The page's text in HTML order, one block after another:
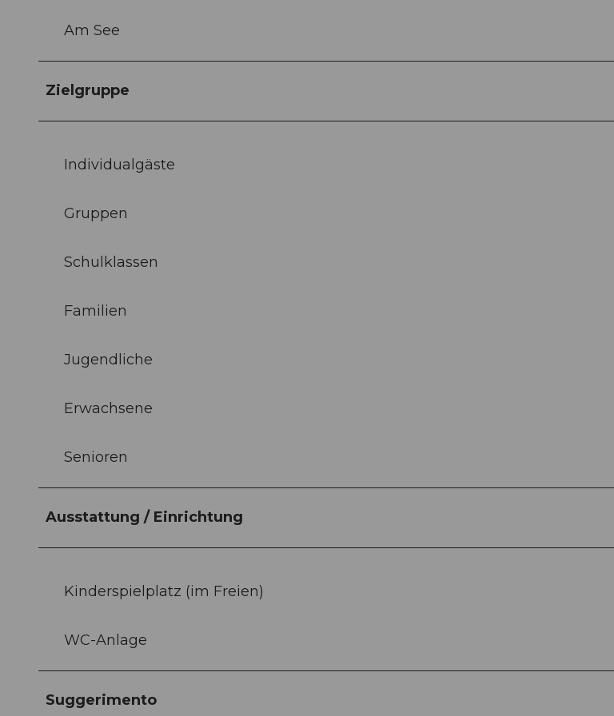
Am See
Zielgruppe
Individualgäste
Gruppen
Schulklassen
Familien
Jugendliche
Erwachsene
Senioren
Ausstattung / Einrichtung
Kinderspielplatz (im Freien)
WC-Anlage
Suggerimento